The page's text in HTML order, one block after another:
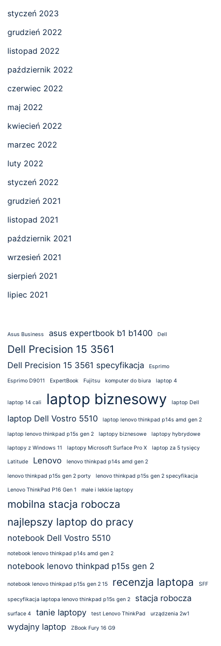
styczeń 2023
grudzień 2022
listopad 2022
październik 2022
czerwiec 2022
maj 2022
kwiecień 2022
marzec 2022
luty 2022
styczeń 2022
grudzień 2021
listopad 2021
październik 2021
wrzesień 2021
sierpień 2021
lipiec 2021
Asus Business asus expertbook b1 b1400 Dell
Dell Precision 15 3561
Dell Precision 15 3561 specyfikacja Esprimo
Esprimo D9011 ExpertBook Fujitsu komputer do biura laptop 4
laptop 14 cali laptop biznesowy laptop Dell
laptop Dell Vostro 5510 laptop lenovo thinkpad p14s amd gen 2
laptop lenovo thinkpad p15s gen 2 laptopy biznesowe laptopy hybrydowe
laptopy z Windows 11 laptopy Microsoft Surface Pro X laptop za 5 tysięcy
Latitude Lenovo lenovo thinkpad p14s amd gen 2
lenovo thinkpad p15s gen 2 porty lenovo thinkpad p15s gen 2 specyfikacja
Lenovo ThinkPad P16 Gen 1 małe i lekkie laptopy
mobilna stacja robocza
najlepszy laptop do pracy
notebook Dell Vostro 5510
notebook lenovo thinkpad p14s amd gen 2
notebook lenovo thinkpad p15s gen 2
notebook lenovo thinkpad p15s gen 2 15 recenzja laptopa SFF
specyfikacja laptopa lenovo thinkpad p15s gen 2 stacja robocza
surface 4 tanie laptopy test Lenovo ThinkPad urządzenia 2w1
wydajny laptop ZBook Fury 16 G9